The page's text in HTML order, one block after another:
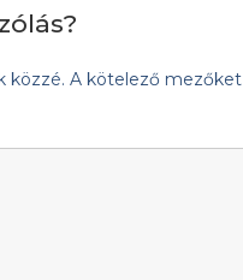
közzé. A kötelező mezőket